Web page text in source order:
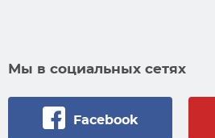
Мы в социальных сетях
Facebook